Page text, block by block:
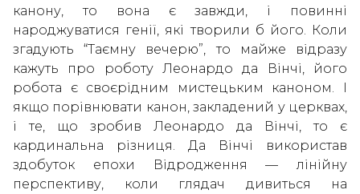
канону, то вона є завжди, і повинні
народжуватися генії, які творили б його. Коли
згадують “Таємну вечерю”, то майже відразу
кажуть про роботу Леонардо да Вінчі, його
робота є своєрідним мистецьким каноном. І
якщо порівнювати канон, закладений у церквах,
і те, що зробив Леонардо да Вінчі, то є
кардинальна різниця. Да Вінчі використав
здобуток епохи Відродження — лінійну
перспективу, коли глядач дивиться на